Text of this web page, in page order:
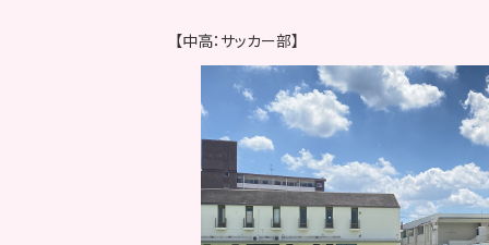
【中高：サッカー部】